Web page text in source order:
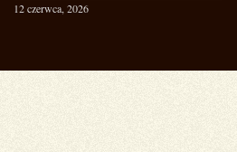
12 czerwca, 2026